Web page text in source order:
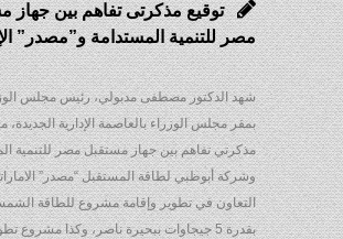
توقيع مذكرتى تفاهم بين جهاز مستقبل
مصر للتنمية المستدامة و”مصدر” الإماراتية
شهد الدكتور مصطفى مدبولي، رئيس مجلس الوزراء، اليوم
بمقر مجلس الوزراء بالعاصمة الإدارية الجديدة، مراسم توقيع
مذكرتي تفاهم بين جهاز مستقبل مصر للتنمية المستدامة،
وشركة أبوظبي لطاقة المستقبل “مصدر” الاماراتية، بشأن
التعاون في تطوير وإقامة مشروع للطاقة الشمسية العائمة
بقدرة 5 جيجاوات ببحيرة ناصر، وكذا مشروع تطوير وإقامة